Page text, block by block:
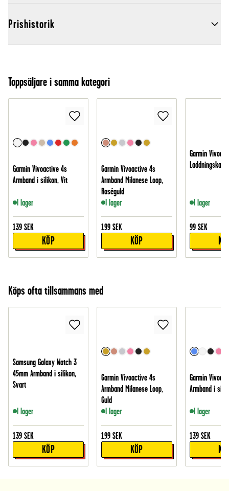
Prishistorik
Toppsäljare i samma kategori
Garmin Vivoactive 4s
Armband i silikon, Vit
I lager
139 SEK
KÖP
Garmin Vivoactive 4s
Armband Milanese Loop,
Roséguld
I lager
199 SEK
KÖP
Garmin
I lager
99 SEK
Köps ofta tillsammans med
Samsung Galaxy Watch 3
45mm Armband i silikon,
Svart
I lager
139 SEK
KÖP
Garmin Vivoactive 4s
Armband Milanese Loop,
Guld
I lager
199 SEK
KÖP
Garmin
Armband i
I lager
139 SEK